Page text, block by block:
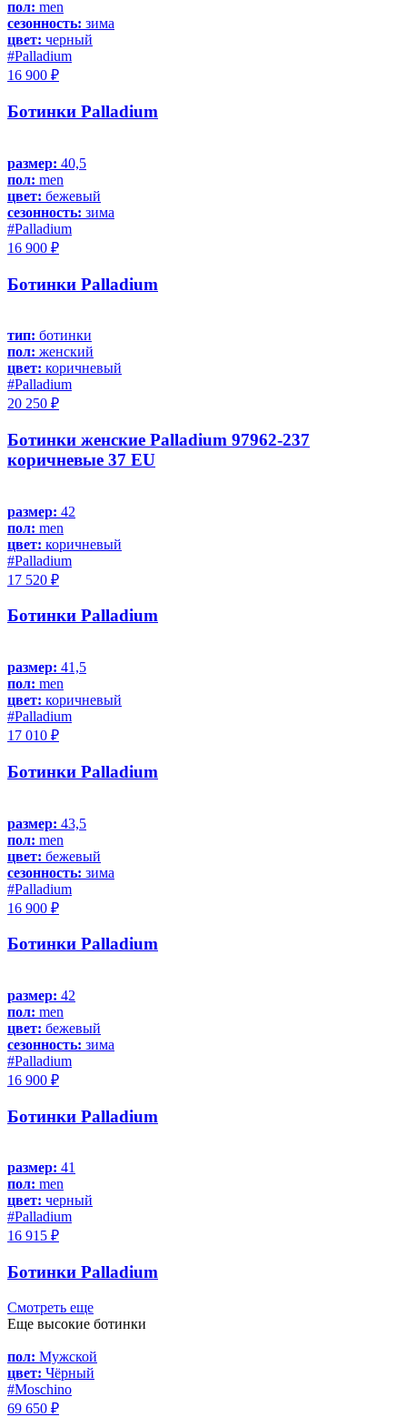
пол: men
сезонность: зима
цвет: черный
#Palladium
16 900 ₽
Ботинки Palladium
размер: 40,5
пол: men
цвет: бежевый
сезонность: зима
#Palladium
16 900 ₽
Ботинки Palladium
тип: ботинки
пол: женский
цвет: коричневый
#Palladium
20 250 ₽
Ботинки женские Palladium 97962-237
коричневые 37 EU
размер: 42
пол: men
цвет: коричневый
#Palladium
17 520 ₽
Ботинки Palladium
размер: 41,5
пол: men
цвет: коричневый
#Palladium
17 010 ₽
Ботинки Palladium
размер: 43,5
пол: men
цвет: бежевый
сезонность: зима
#Palladium
16 900 ₽
Ботинки Palladium
размер: 42
пол: men
цвет: бежевый
сезонность: зима
#Palladium
16 900 ₽
Ботинки Palladium
размер: 41
пол: men
цвет: черный
#Palladium
16 915 ₽
Ботинки Palladium
Смотреть еще
Еще высокие ботинки
пол: Мужской
цвет: Чёрный
#Moschino
69 650 ₽